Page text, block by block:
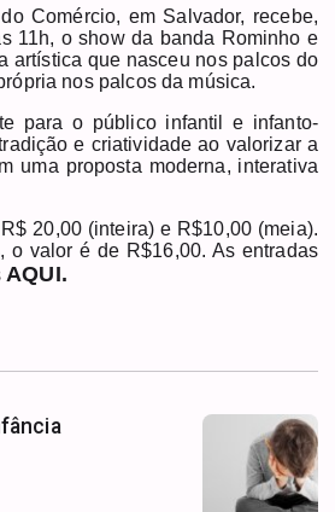
Comércio, em Salvador, recebe,
11h, o show da banda Rominho e
artística que nasceu nos palcos do
nos palcos da música.
para o público infantil e infanto-
e criatividade ao valorizar a
uma proposta moderna, interativa
20,00 (inteira) e R$10,00 (meia).
o valor é de R$16,00. As entradas
AQUI.